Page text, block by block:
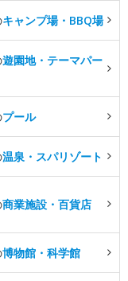
キャンプ場・BBQ場
遊園地・テーマパー
プール
温泉・スパリゾート
商業施設・百貨店
博物館・科学館